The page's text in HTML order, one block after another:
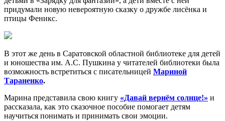
придумали новую невероятную сказку о дружбе лисёнка и
птицы Феникс.
В этот же день в Саратовской областной библиотеке для детей
и юношества им. А.С. Пушкина у читателей библиотеки была
возможность встретиться с писательницей Мариной
Тараненко.
Марина представила свою книгу «Давай вернём солнце!» и
рассказала, как это сказочное пособие помогает детям
научиться понимать и принимать свои эмоции.